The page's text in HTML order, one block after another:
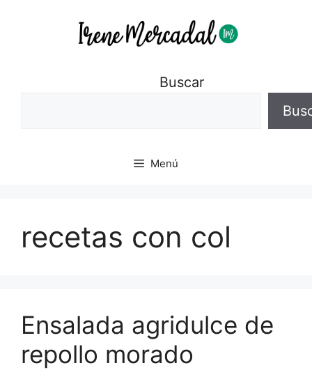
Buscar
Menú
recetas con col
Ensalada agridulce de
repollo morado